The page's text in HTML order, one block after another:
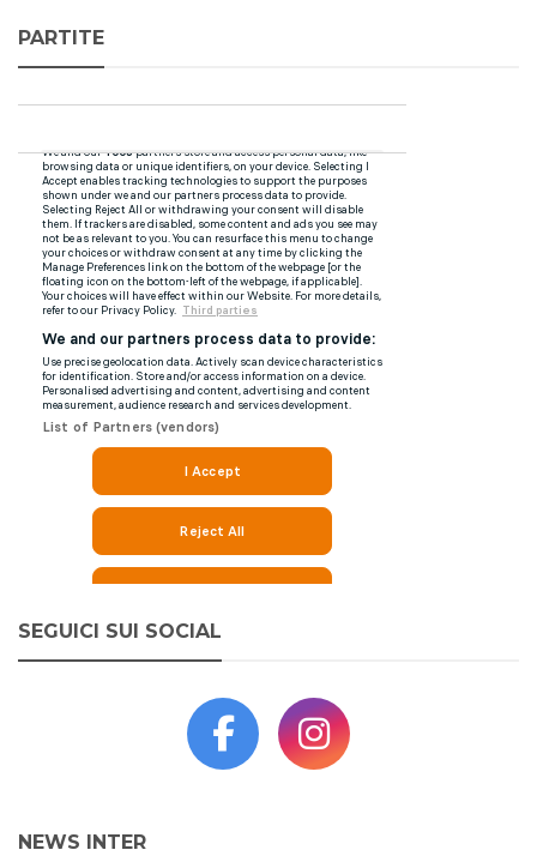
PARTITE
SEGUICI SUI SOCIAL
NEWS INTER